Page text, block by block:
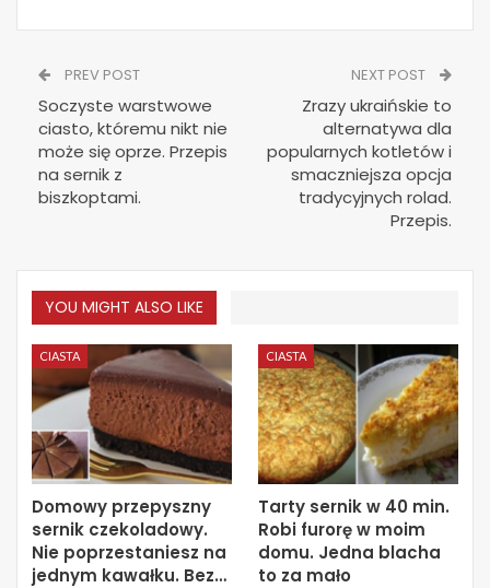
PREV POST
Soczyste warstwowe
ciasto, któremu nikt nie
może się oprze. Przepis
na sernik z
biszkoptami.
NEXT POST
Zrazy ukraińskie to
alternatywa dla
popularnych kotletów i
smaczniejsza opcja
tradycyjnych rolad.
Przepis.
YOU MIGHT ALSO LIKE
CIASTA
Domowy przepyszny
sernik czekoladowy.
Nie poprzestaniesz na
jednym kawałku. Bez…
CIASTA
Tarty sernik w 40 min.
Robi furorę w moim
domu. Jedna blacha
to za mało